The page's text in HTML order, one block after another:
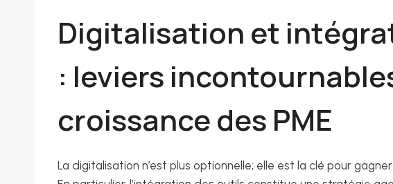
Digitalisation et
: leviers
croissance des PME
La digitalisation n’est plus optionnelle; elle est la clé pour